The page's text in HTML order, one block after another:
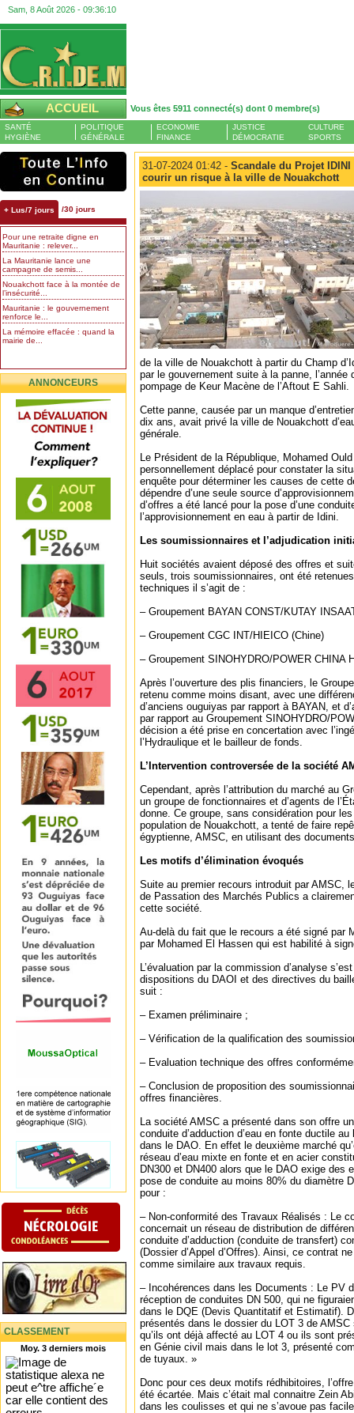
Sam, 8 Août 2026 - 09:36:10
ACCUEIL Vous êtes 5911 connecté(s) dont 0 membre(s)
SANTÉ
HYGIÈNE
POLITIQUE
GÉNÉRALE
ECONOMIE
FINANCE
JUSTICE
DÉMOCRATIE
CULTURE
SPORTS
+ Lus/7 jours /30 jours
Pour une retraite digne en
Mauritanie : relever...
La Mauritanie lance une
campagne de semis...
Nouakchott face à la montée de
l’insécurité...
Mauritanie : le gouvernement
renforce le...
La mémoire effacée : quand la
mairie de...
ANNONCEURS
CLASSEMENT
Moy. 3 derniers mois
31-07-2024 01:42 - Scandale du Projet
courir un risque à la ville de Nouakchott
de la ville de Nouakchott à partir du Champ
par le gouvernement suite à la panne, l’année
pompage de Keur Macène de l’Aftout E Sahli.
Cette panne, causée par un manque
dix ans, avait privé la ville de Nouakchott
générale.
Le Président de la République, Mohamed
personnellement déplacé pour constater la
enquête pour déterminer les causes de cette
dépendre d’une seule source
d’offres a été lancé pour la pose d’une
l’approvisionnement en eau à partir de Idini.
Les soumissionnaires et l’adjudication
Huit sociétés avaient déposé des offres et
seuls, trois soumissionnaires, ont été
techniques il s’agit de :
– Groupement BAYAN CONST/KUTAY
– Groupement CGC INT/HIEICO (Chine)
– Groupement SINOHYDRO/POWER CHINA
Après l’ouverture des plis financiers, le
retenu comme moins disant, avec une
d’anciens ouguiyas par rapport à BAYAN, et
par rapport au Groupement SINOHYDRO/
décision a été prise en concertation avec
l’Hydraulique et le bailleur de fonds.
L’Intervention controversée de la société
Cependant, après l’attribution du marché au
un groupe de fonctionnaires et d’agents de
donne. Ce groupe, sans considération pour
population de Nouakchott, a tenté de faire
égyptienne, AMSC, en utilisant des
Les motifs d’élimination évoqués
Suite au premier recours introduit par AMSC,
de Passation des Marchés Publics a
cette société.
Au-delà du fait que le recours a été signé par
par Mohamed El Hassen qui est habilité à
L’évaluation par la commission d’analyse
dispositions du DAOI et des directives du
suit :
– Examen préliminaire ;
– Vérification de la qualification des
– Evaluation technique des offres
– Conclusion de proposition des
offres financières.
La société AMSC a présenté dans son offre
conduite d’adduction d’eau en fonte ductile
dans le DAO. En effet le deuxième marché
réseau d’eau mixte en fonte et en acier
DN300 et DN400 alors que le DAO exige des
pose de conduite au moins 80% du diamètre
pour :
– Non-conformité des Travaux Réalisés : Le
concernait un réseau de distribution de
conduite d’adduction (conduite de transfert)
(Dossier d’Appel d’Offres). Ainsi, ce contrat
comme similaire aux travaux requis.
– Incohérences dans les Documents : Le PV
réception de conduites DN 500, qui ne
dans le DQE (Devis Quantitatif et Estimatif).
présentés dans le dossier du LOT 3 de
qu’ils ont déjà affecté au LOT 4 ou ils sont
en Génie civil mais dans le lot 3, présenté
de tuyaux. »
Donc pour ces deux motifs rédhibitoires,
été écartée. Mais c’était mal connaitre Zein
dans les coulisses et qui ne s’avoue pas